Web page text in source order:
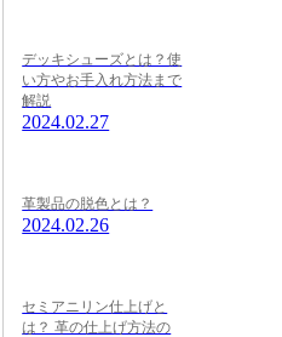
デッキシューズとは？使
い方やお手入れ方法まで
解説
2024.02.27
革製品の脱色とは？
2024.02.26
セミアニリン仕上げと
は？ 革の仕上げ方法の